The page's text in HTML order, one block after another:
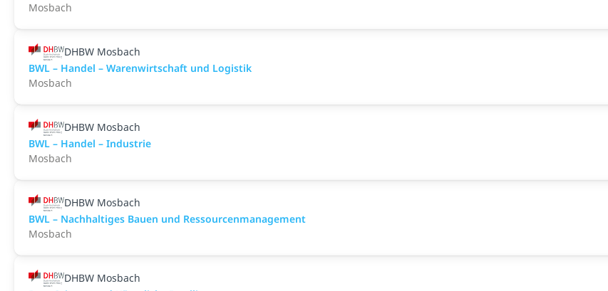
Mosbach
DHBW Mosbach
BWL – Handel – Warenwirtschaft und Logistik
Mosbach
DHBW Mosbach
BWL – Handel – Industrie
Mosbach
DHBW Mosbach
BWL – Nachhaltiges Bauen und Ressourcenmanagement
Mosbach
DHBW Mosbach